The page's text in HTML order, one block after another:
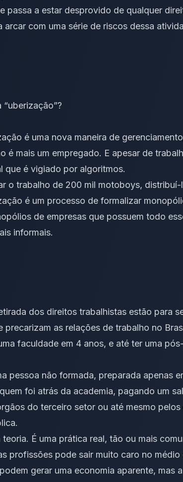
passa a estar desprovido de qualquer
arcar com uma série de riscos dessa
“uberização”?
é uma nova maneira de
é mais um empregado. E apesar de
que é vigiado por algoritmos.
o trabalho de 200 mil motoboys,
é um processo de formalizar
de empresas que possuem todo
informais.
dos direitos trabalhistas estão para
precarizam as relações de trabalho no
faculdade em 4 anos, e até ter uma
pessoa não formada, preparada apenas
foi atrás da academia, pagando um
do terceiro setor ou até mesmo
É uma prática real, tão ou mais
profissões pode sair muito caro no médio
gerar uma economia aparente, mas